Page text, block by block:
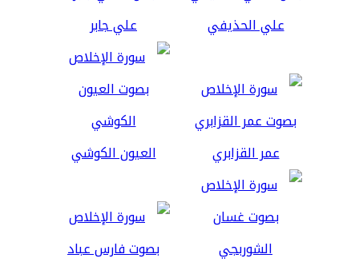
علي الحذيفي علي جابر
عمر القزابري العيون الكوشي